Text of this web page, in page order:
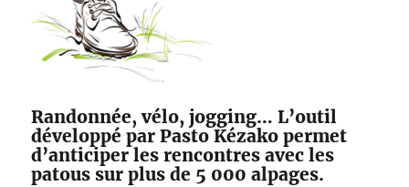
Randonnée, vélo, jogging… L’outil
développé par Pasto Kézako permet
d’anticiper les rencontres avec les
patous sur plus de 5 000 alpages.